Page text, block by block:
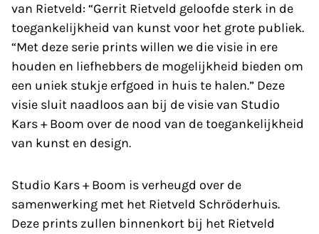
van Rietveld: “Gerrit Rietveld geloofde sterk in de
toegankelijkheid van kunst voor het grote publiek.
“Met deze serie prints willen we die visie in ere
houden en liefhebbers de mogelijkheid bieden om
een uniek stukje erfgoed in huis te halen.” Deze
visie sluit naadloos aan bij de visie van Studio
Kars + Boom over de nood van de toegankelijkheid
van kunst en design.
Studio Kars + Boom is verheugd over de
samenwerking met het Rietveld Schröderhuis.
Deze prints zullen binnenkort bij het Rietveld